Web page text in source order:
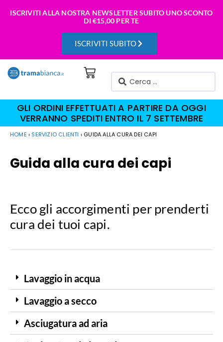
ISCRIVITI ALLA NOSTRA NEWSLETTER SUBITO UNO SCONTO
DI€15,00 PER TE
ISCRIVITI SUBITO
GLI ORDINI EFFETTUATI A PARTIRE DA OGGI
VERRANNO SPEDITI ENTRO IL 7 SETTEMBRE
HOME › SERVIZIO CLIENTI › GUIDA ALLA CURA DEI CAPI
Guida alla cura dei capi
Ecco gli accorgimenti per prenderti
cura dei tuoi capi.
Lavaggio in acqua
Lavaggio a secco
Asciugatura ad aria